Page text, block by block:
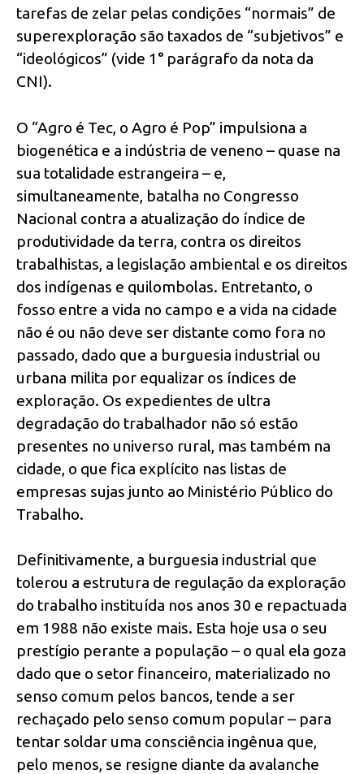
tarefas de zelar pelas condições “normais” de
superexploração são taxados de “subjetivos” e
“ideológicos” (vide 1° parágrafo da nota da
CNI).
O “Agro é Tec, o Agro é Pop” impulsiona a
biogenética e a indústria de veneno – quase na
sua totalidade estrangeira – e,
simultaneamente, batalha no Congresso
Nacional contra a atualização do índice de
produtividade da terra, contra os direitos
trabalhistas, a legislação ambiental e os direitos
dos indígenas e quilombolas. Entretanto, o
fosso entre a vida no campo e a vida na cidade
não é ou não deve ser distante como fora no
passado, dado que a burguesia industrial ou
urbana milita por equalizar os índices de
exploração. Os expedientes de ultra
degradação do trabalhador não só estão
presentes no universo rural, mas também na
cidade, o que fica explícito nas listas de
empresas sujas junto ao Ministério Público do
Trabalho.
Definitivamente, a burguesia industrial que
tolerou a estrutura de regulação da exploração
do trabalho instituída nos anos 30 e repactuada
em 1988 não existe mais. Esta hoje usa o seu
prestígio perante a população – o qual ela goza
dado que o setor financeiro, materializado no
senso comum pelos bancos, tende a ser
rechaçado pelo senso comum popular – para
tentar soldar uma consciência ingênua que,
pelo menos, se resigne diante da avalanche